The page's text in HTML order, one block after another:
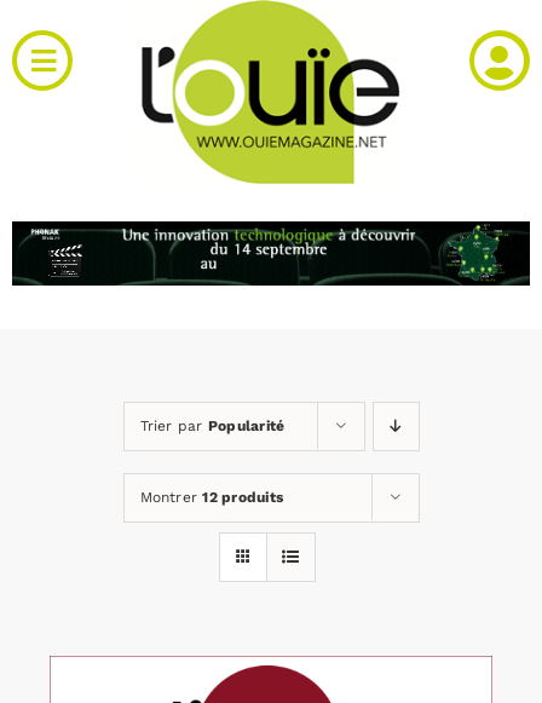
au
contenu
Toggle
Navigation
RH et emploi
Trier par Popularité
Montrer12 produits